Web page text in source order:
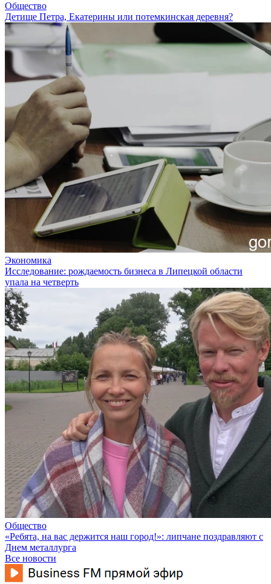
Общество
Детище Петра, Екатерины или потемкинская деревня?
Экономика
Исследование: рождаемость бизнеса в Липецкой области
упала на четверть
Общество
«Ребята, на вас держится наш город!»: липчане поздравляют с
Днем металлурга
Все новости